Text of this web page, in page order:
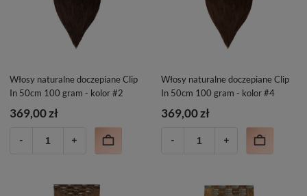
Włosy naturalne doczepiane Clip
In 50cm 100 gram - kolor #2
369,00 zł
Włosy naturalne doczepiane Clip
In 50cm 100 gram - kolor #4
369,00 zł